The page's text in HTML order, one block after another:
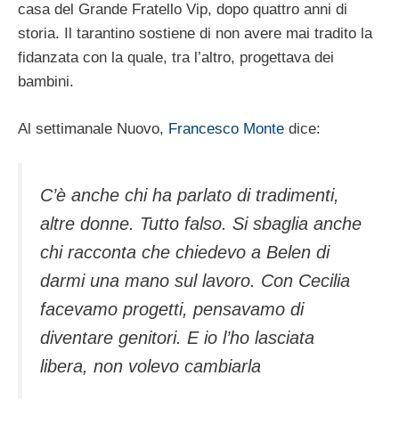
casa del Grande Fratello Vip, dopo quattro anni di
storia. Il tarantino sostiene di non avere mai tradito la
fidanzata con la quale, tra l’altro, progettava dei
bambini.
Al settimanale Nuovo, Francesco Monte dice:
C’è anche chi ha parlato di tradimenti,
altre donne. Tutto falso. Si sbaglia anche
chi racconta che chiedevo a Belen di
darmi una mano sul lavoro. Con Cecilia
facevamo progetti, pensavamo di
diventare genitori. E io l’ho lasciata
libera, non volevo cambiarla